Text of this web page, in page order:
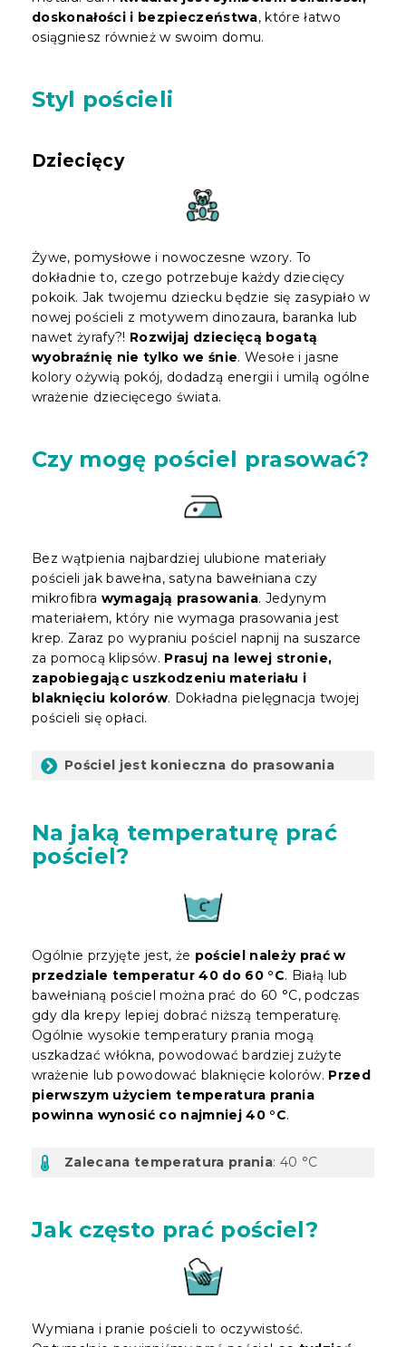
doskonałości i bezpieczeństwa, które łatwo
osiągniesz również w swoim domu.
Styl pościeli
Dziecięcy
Żywe, pomysłowe i nowoczesne wzory. To
dokładnie to, czego potrzebuje każdy dziecięcy
pokoik. Jak twojemu dziecku będzie się zasypiało w
nowej pościeli z motywem dinozaura, baranka lub
nawet żyrafy?! Rozwijaj dziecięcą bogatą
wyobraźnię nie tylko we śnie. Wesołe i jasne
kolory ożywią pokój, dodadzą energii i umilą ogólne
wrażenie dziecięcego świata.
Czy mogę pościel prasować?
Bez wątpienia najbardziej ulubione materiały
pościeli jak bawełna, satyna bawełniana czy
mikrofibra wymagają prasowania. Jedynym
materiałem, który nie wymaga prasowania jest
krep. Zaraz po wypraniu pościel napnij na suszarce
za pomocą klipsów. Prasuj na lewej stronie,
zapobiegając uszkodzeniu materiału i
blaknięciu kolorów. Dokładna pielęgnacja twojej
pościeli się opłaci.
Pościel jest konieczna do prasowania
Na jaką temperaturę prać
pościel?
Ogólnie przyjęte jest, że pościel należy prać w
przedziale temperatur 40 do 60 °C. Białą lub
bawełnianą pościel można prać do 60 °C, podczas
gdy dla krepy lepiej dobrać niższą temperaturę.
Ogólnie wysokie temperatury prania mogą
uszkadzać włókna, powodować bardziej zużyte
wrażenie lub powodować blaknięcie kolorów. Przed
pierwszym użyciem temperatura prania
powinna wynosić co najmniej 40 °C.
Zalecana temperatura prania: 40 °C
Jak często prać pościel?
Wymiana i pranie pościeli to oczywistość.